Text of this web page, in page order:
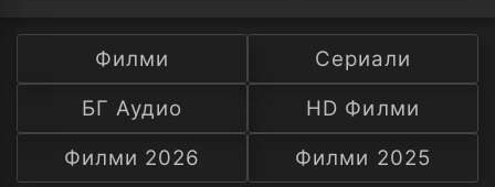
Ф
С
А
тема
Филми
Сериали
БГ Аудио
HD Филми
Филми 2026
Филми 2025